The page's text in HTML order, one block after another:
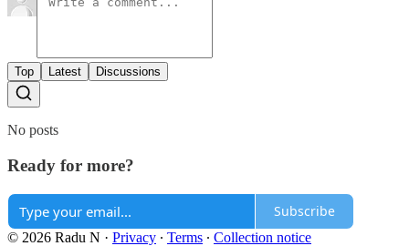
Top Latest Discussions
No posts
Ready for more?
Subscribe
© 2026 Radu N · Privacy ∙ Terms ∙ Collection notice